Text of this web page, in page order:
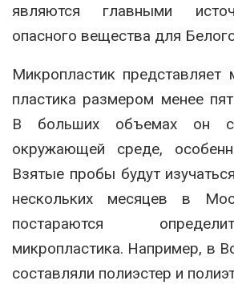
являются главными
опасного вещества для
Микропластик представляет
пластика размером менее
В больших объемах он
окружающей среде,
Взятые пробы будут
нескольких месяцев в
постараются
микропластика. Например, в
составляли полиэстер и